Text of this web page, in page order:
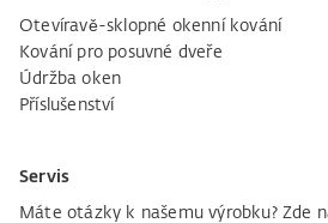
Otevíravě-sklopné okenní kování
Kování pro posuvné dveře
Údržba oken
Příslušenství
Servis
Máte otázky k našemu výrobku? Zde